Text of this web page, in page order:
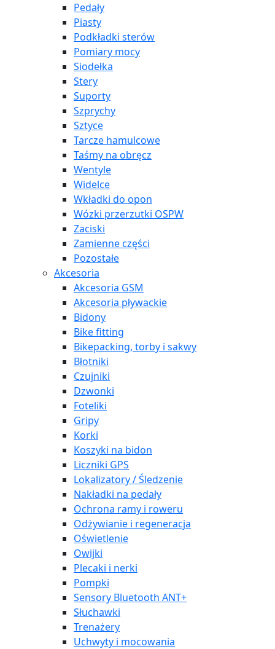
Pedały
Piasty
Podkładki sterów
Pomiary mocy
Siodełka
Stery
Suporty
Szprychy
Sztyce
Tarcze hamulcowe
Taśmy na obręcz
Wentyle
Widelce
Wkładki do opon
Wózki przerzutki OSPW
Zaciski
Zamienne części
Pozostałe
Akcesoria
Akcesoria GSM
Akcesoria pływackie
Bidony
Bike fitting
Bikepacking, torby i sakwy
Błotniki
Czujniki
Dzwonki
Foteliki
Gripy
Korki
Koszyki na bidon
Liczniki GPS
Lokalizatory / Śledzenie
Nakładki na pedały
Ochrona ramy i roweru
Odżywianie i regeneracja
Oświetlenie
Owijki
Plecaki i nerki
Pompki
Sensory Bluetooth ANT+
Słuchawki
Trenażery
Uchwyty i mocowania